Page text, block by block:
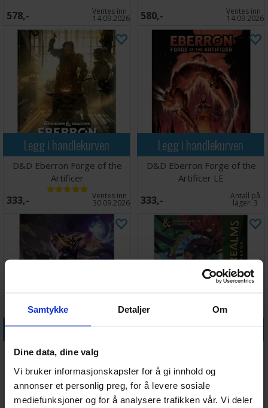
Samtykke Detaljer Om
Dine data, dine valg
Vi bruker informasjonskapsler for å gi innhold og
annonser et personlig preg, for å levere sosiale
mediefunksjoner og for å analysere trafikken vår. Vi deler
578,- Ventes inn
14.09.2026 580,- Ventes inn
14.09.2026
Legg i handlekurven
D&D Eberron Forge of the
Artificer
333,- Ventes inn
30.09.2026
Legg i handlekurven
D&D Eberron Forge of the
Artificer LE
333,- Antall på
lager:3
Legg i handlekurven
D&D Forgotten Realms DM
583,- Antall på
lager:1 583,-